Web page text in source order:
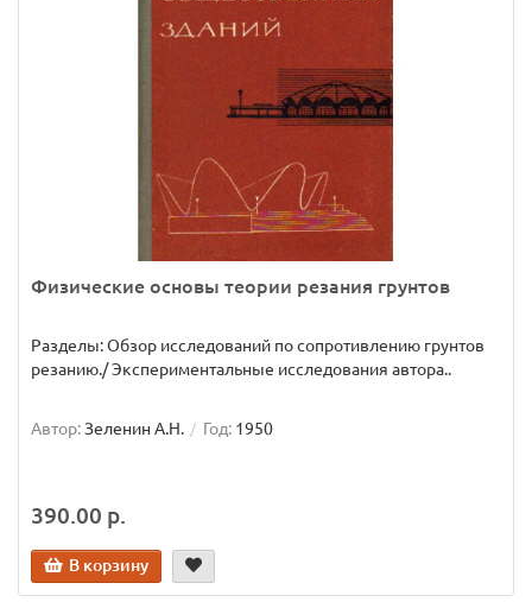
Физические основы теории резания грунтов
Разделы: Обзор исследований по сопротивлению грунтов
резанию./ Экспериментальные исследования автора..
Автор:Зеленин А.Н. Год: 1950
390.00 р.
В корзину